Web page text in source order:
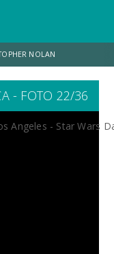
NOLAN
CHRIS MCKENNA
- FOTO 22/36